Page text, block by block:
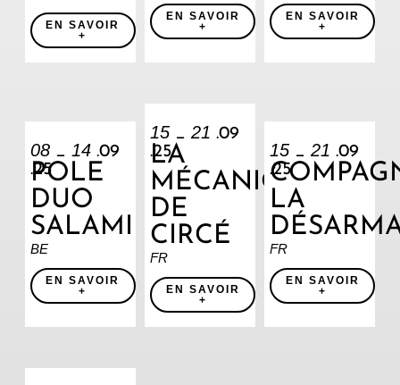
EN SAVOIR
+
EN SAVOIR
+
EN SAVOIR
+
08 _14 .09
.25
POLE
DUO
SALAMI
BE
EN SAVOIR
+
15 _21 .09
.25
LA
MÉCANIQUE
DE
CIRCÉ
FR
EN SAVOIR
+
15 _21 .09
.25
LA
FR
EN SAVOIR
+